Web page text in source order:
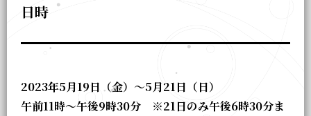
日時
2023年5月19日（金）～5月21日（日）
午前11時～午後9時30分 ※21日のみ午後6時30分ま